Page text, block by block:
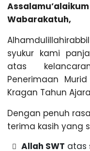
n
Wabarakatuh,
syukur kami
atas
Penerimaan
Kragan Tahun
Dengan penuh
terima kasih yang
Allah SWT atas